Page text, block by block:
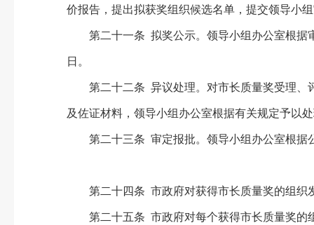
价报告，提出拟获奖组织候选名单，提交领导小
第二十一条 拟奖公示。领导小组办公室根据
日。
第二十二条 异议处理。对市长质量奖受理、
及佐证材料，领导小组办公室根据有关规定予以
第二十三条 审定报批。领导小组办公室根据
第二十四条 市政府对获得市长质量奖的组织
第二十五条 市政府对每个获得市长质量奖的组